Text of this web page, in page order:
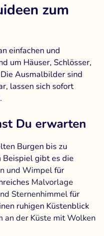
zum
einfachen und
um Häuser, Schlösser,
Ausmalbilder sind
lassen sich sofort
Du erwarten
Burgen bis zu
gibt es die
und Wimpelfür
Malvorlage
Sternenhimmelfür
ruhigen Küstenblick
an der Küste mit Wolken